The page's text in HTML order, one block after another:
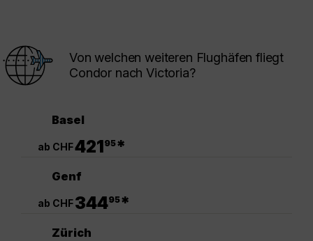
Von welchen weiteren Flughäfen fliegt
Condor nach Victoria?
Basel
ab CHF42195*
Genf
ab CHF34495*
Zürich